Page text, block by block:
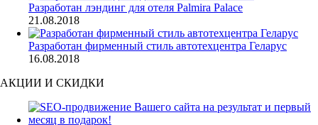
Разработан лэндинг для отеля Palmira Palace
21.08.2018
Разработан фирменный стиль автотехцентра Геларус
16.08.2018
АКЦИИ И СКИДКИ